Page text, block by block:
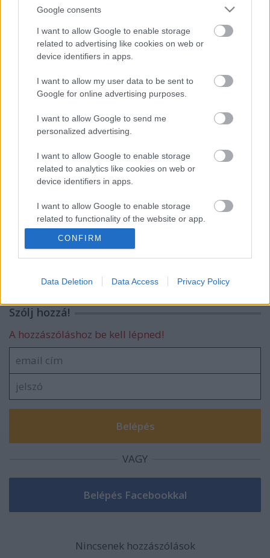
Google consents
I want to allow Google to enable storage
related to advertising like cookies on web or
device identifiers in apps.
I want to allow my user data to be sent to
Google for online advertising purposes.
I want to allow Google to send me
personalized advertising.
I want to allow Google to enable storage
related to analytics like cookies on web or
device identifiers in apps.
I want to allow Google to enable storage
related to functionality of the website or app.
I want to allow Google to enable storage
related to personalization.
I want to allow Google to enable storage
functionality and fraud prevention, and other
user protection.
CONFIRM
Data Deletion Data Access Privacy Policy
Mégsem a töltőhálózaton múlik?
Hol tart most az elektromos autók
értéktartása?
Elektromos Porsche Macan: két lépes
előre, egy hátra?
"Szerencsétlen döntéseket hoztunk,
amikor túl korán túl egyoldalúan
feltettünk mindent az elektromobilitásra"
Szólj hozzá!
A hozzászóláshoz be kell lépned!
VAGY
Nincsenek hozzászólások